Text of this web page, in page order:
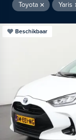
Toyota Yaris
Beschikbaar